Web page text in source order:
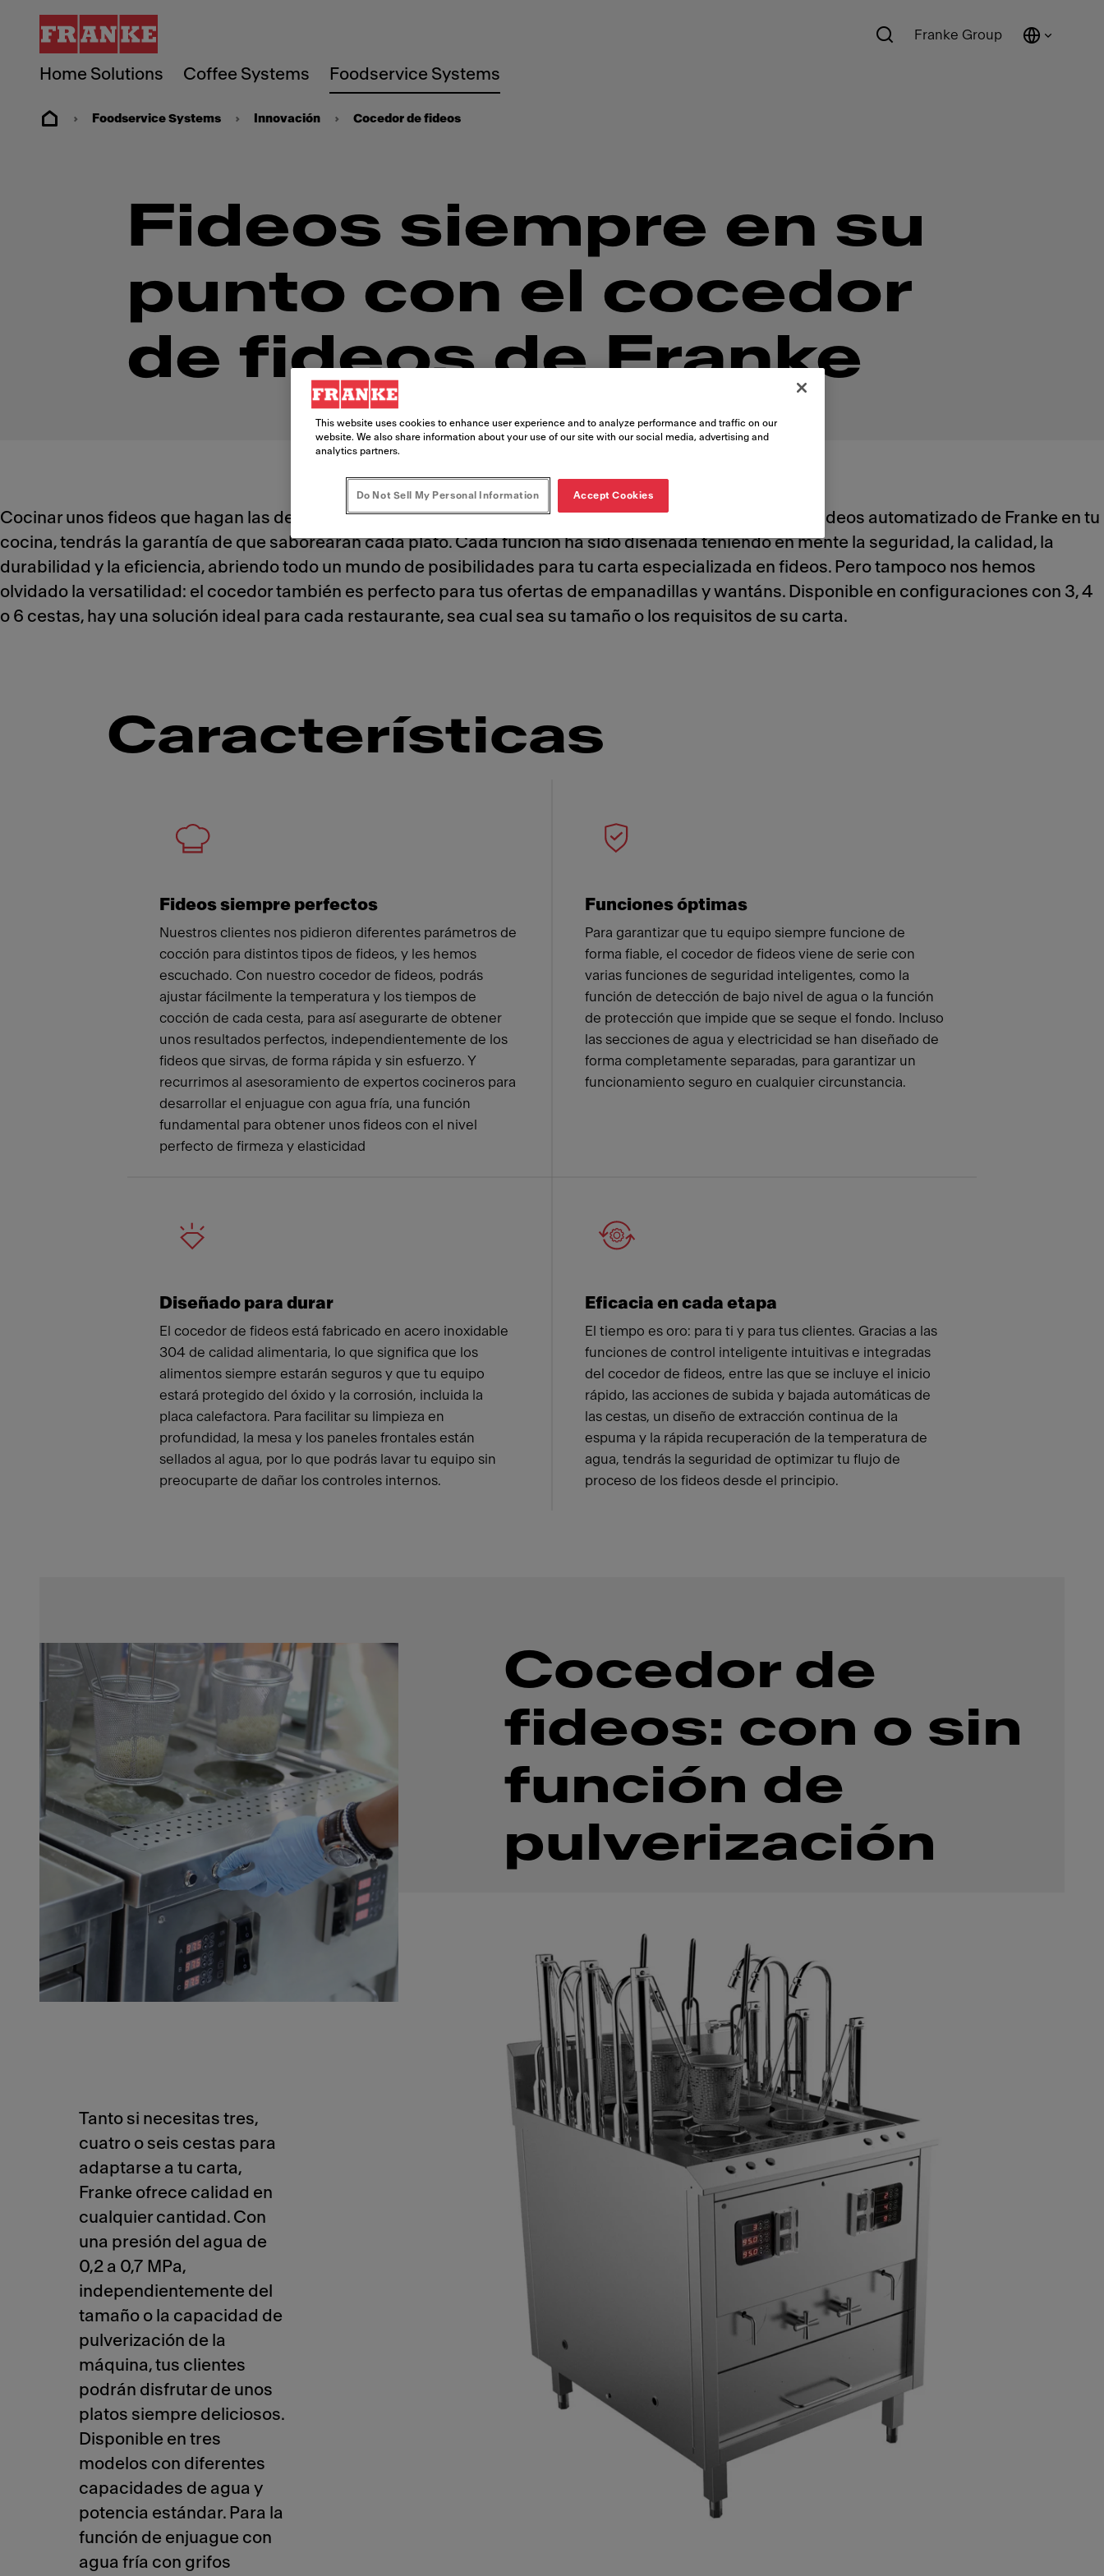
Home Solutions Coffee Systems Foodservice Systems
Franke Group
Foodservice Systems Innovación Cocedor de fideos
Fideos siempre en su
punto con el cocedor
de fideos de Franke
Cocinar unos fideos que hagan las delicias de tus clientes es todo un arte. Y con el avanzado cocedor de fideos automatizado de Franke en tu
cocina, tendrás la garantía de que saborearán cada plato. Cada función ha sido diseñada teniendo en mente la seguridad, la calidad, la
durabilidad y la eficiencia, abriendo todo un mundo de posibilidades para tu carta especializada en fideos. Pero tampoco nos hemos
olvidado la versatilidad: el cocedor también es perfecto para tus ofertas de empanadillas y wantáns. Disponible en configuraciones con 3, 4
o 6 cestas, hay una solución ideal para cada restaurante, sea cual sea su tamaño o los requisitos de su carta.
Características
Fideos siempre perfectos
Nuestros clientes nos pidieron diferentes parámetros de
cocción para distintos tipos de fideos, y les hemos
escuchado. Con nuestro cocedor de fideos, podrás
ajustar fácilmente la temperatura y los tiempos de
cocción de cada cesta, para así asegurarte de obtener
unos resultados perfectos, independientemente de los
fideos que sirvas, de forma rápida y sin esfuerzo. Y
recurrimos al asesoramiento de expertos cocineros para
desarrollar el enjuague con agua fría, una función
fundamental para obtener unos fideos con el nivel
perfecto de firmeza y elasticidad
Funciones óptimas
Para garantizar que tu equipo siempre funcione de
forma fiable, el cocedor de fideos viene de serie con
varias funciones de seguridad inteligentes, como la
función de detección de bajo nivel de agua o la función
de protección que impide que se seque el fondo. Incluso
las secciones de agua y electricidad se han diseñado de
forma completamente separadas, para garantizar un
funcionamiento seguro en cualquier circunstancia.
Diseñado para durar
El cocedor de fideos está fabricado en acero inoxidable
304 de calidad alimentaria, lo que significa que los
alimentos siempre estarán seguros y que tu equipo
estará protegido del óxido y la corrosión, incluida la
placa calefactora. Para facilitar su limpieza en
profundidad, la mesa y los paneles frontales están
sellados al agua, por lo que podrás lavar tu equipo sin
preocuparte de dañar los controles internos.
Eficacia en cada etapa
El tiempo es oro: para ti y para tus clientes. Gracias a las
funciones de control inteligente intuitivas e integradas
del cocedor de fideos, entre las que se incluye el inicio
rápido, las acciones de subida y bajada automáticas de
las cestas, un diseño de extracción continua de la
espuma y la rápida recuperación de la temperatura de
agua, tendrás la seguridad de optimizar tu flujo de
proceso de los fideos desde el principio.
Cocedor de
fideos: con o sin
función de
pulverización
Tanto si necesitas tres,
cuatro o seis cestas para
adaptarse a tu carta,
Franke ofrece calidad en
cualquier cantidad. Con
una presión del agua de
0,2 a 0,7 MPa,
independientemente del
tamaño o la capacidad de
pulverización de la
máquina, tus clientes
podrán disfrutar de unos
platos siempre deliciosos.
Disponible en tres
modelos con diferentes
capacidades de agua y
potencia estándar. Para la
función de enjuague con
agua fría con grifos
This website uses cookies to enhance user experience and to analyze performance and traffic on our
website. We also share information about your use of our site with our social media, advertising and
analytics partners.
Do Not Sell My Personal Information Accept Cookies